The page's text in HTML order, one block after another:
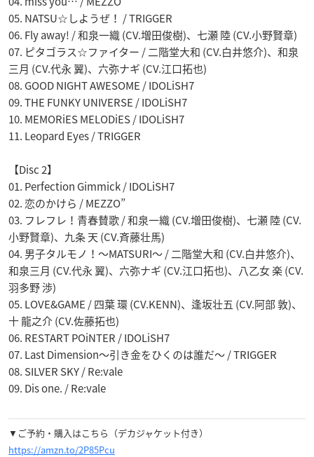
05. NATSU☆しようぜ！ / TRIGGER
06. Fly away! / 和泉一織 (CV.増田俊樹)、七瀬 陸 (CV.小野賢章)
07. ピタゴラス☆ファイター / 二階堂大和 (CV.白井悠介)、和泉
三月 (CV.代永 翼)、六弥ナギ (CV.江口拓也)
08. GOOD NIGHT AWESOME / IDOLiSH7
09. THE FUNKY UNIVERSE / IDOLiSH7
10. MEMORiES MELODiES / IDOLiSH7
11. Leopard Eyes / TRIGGER
【Disc 2】
01. Perfection Gimmick / IDOLiSH7
02. 恋のかけら / MEZZO”
03. フレフレ！青春賛歌 / 和泉一織 (CV.増田俊樹)、七瀬 陸 (CV.
小野賢章)、九条 天 (CV.斉藤壮馬)
04. 男子タルモノ！～MATSURI～ / 二階堂大和 (CV.白井悠介)、
和泉三月 (CV.代永 翼)、六弥ナギ (CV.江口拓也)、八乙女 楽 (CV.
羽多野 渉)
05. LOVE&GAME / 四葉 環 (CV.KENN)、逢坂壮五 (CV.阿部 敦)、
十 龍之介 (CV.佐藤拓也)
06. RESTART POiNTER / IDOLiSH7
07. Last Dimension〜引き金をひくのは誰だ〜 / TRIGGER
08. SILVER SKY / Re:vale
09. Dis one. / Re:vale
▼ご予約・購入はこちら（デカジャケット付き）
https://amzn.to/2P85Pcu